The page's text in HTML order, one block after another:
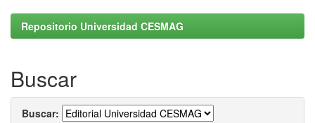
Repositorio Universidad CESMAG
Buscar
Buscar: